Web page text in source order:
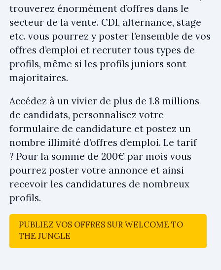
trouverez énormément d’offres dans le
secteur de la vente. CDI, alternance, stage
etc. vous pourrez y poster l’ensemble de vos
offres d’emploi et recruter tous types de
profils, même si les profils juniors sont
majoritaires.
Accédez à un vivier de plus de 1.8 millions
de candidats, personnalisez votre
formulaire de candidature et postez un
nombre illimité d’offres d’emploi. Le tarif
? Pour la somme de 200€ par mois vous
pourrez poster votre annonce et ainsi
recevoir les candidatures de nombreux
profils.
PUBLIEZ VOS OFFRES SUR WELCOME TO
THE JUNGLE